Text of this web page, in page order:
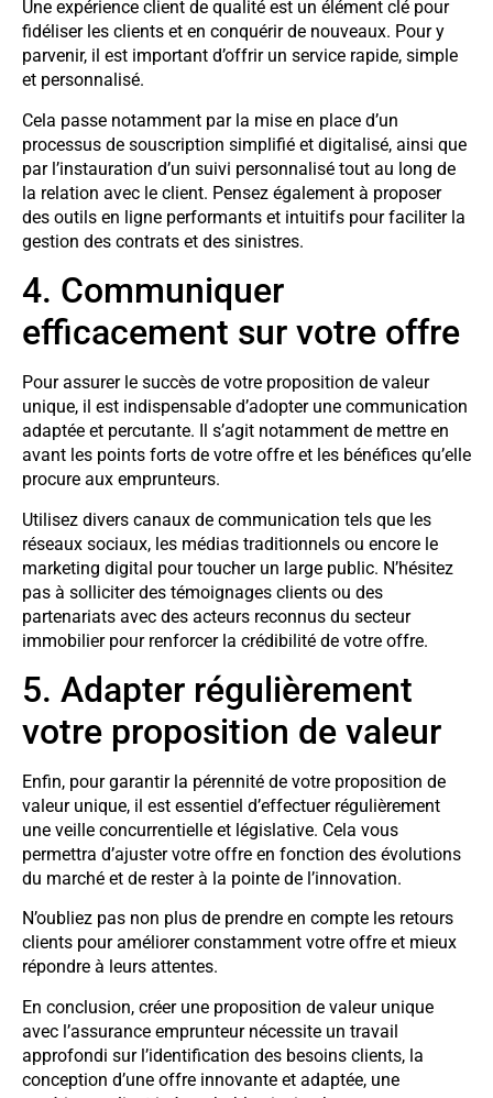
Une expérience client de qualité est un élément clé pour
fidéliser les clients et en conquérir de nouveaux. Pour y
parvenir, il est important d’offrir un service rapide, simple
et personnalisé.
Cela passe notamment par la mise en place d’un
processus de souscription simplifié et digitalisé, ainsi que
par l’instauration d’un suivi personnalisé tout au long de
la relation avec le client. Pensez également à proposer
des outils en ligne performants et intuitifs pour faciliter la
gestion des contrats et des sinistres.
4. Communiquer
efficacement sur votre offre
Pour assurer le succès de votre proposition de valeur
unique, il est indispensable d’adopter une communication
adaptée et percutante. Il s’agit notamment de mettre en
avant les points forts de votre offre et les bénéfices qu’elle
procure aux emprunteurs.
Utilisez divers canaux de communication tels que les
réseaux sociaux, les médias traditionnels ou encore le
marketing digital pour toucher un large public. N’hésitez
pas à solliciter des témoignages clients ou des
partenariats avec des acteurs reconnus du secteur
immobilier pour renforcer la crédibilité de votre offre.
5. Adapter régulièrement
votre proposition de valeur
Enfin, pour garantir la pérennité de votre proposition de
valeur unique, il est essentiel d’effectuer régulièrement
une veille concurrentielle et législative. Cela vous
permettra d’ajuster votre offre en fonction des évolutions
du marché et de rester à la pointe de l’innovation.
N’oubliez pas non plus de prendre en compte les retours
clients pour améliorer constamment votre offre et mieux
répondre à leurs attentes.
En conclusion, créer une proposition de valeur unique
avec l’assurance emprunteur nécessite un travail
approfondi sur l’identification des besoins clients, la
conception d’une offre innovante et adaptée, une